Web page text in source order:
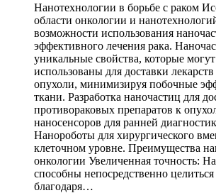
Нанотехнологии в борьбе с раком
области онкологии и
возможности использования
эффективного лечения рака.
уникальные свойства, которые
использованы для доставки
опухоли, минимизируя побочные
ткани. Разработка наночастиц для
противораковых препаратов к
наносенсоров для ранней
Нанороботы для хирургического
клеточном уровне. Преимущества
онкологии Увеличенная точность:
способны непосредственно
благодаря…